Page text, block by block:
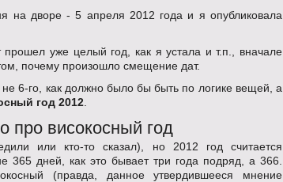
на дворе - 5 апреля 2012 года и я опубликовала
прошел уже целый год, как я устала и т.п., вначале
почему произошло смещение дат.
6-го, как должно было бы быть по логике вещей, а
год 2012
про високосный год
или кто-то сказал), но 2012 год считается
365 дней, как это бывает три года подряд, а 366.
(правда, данное утвердившееся мнение